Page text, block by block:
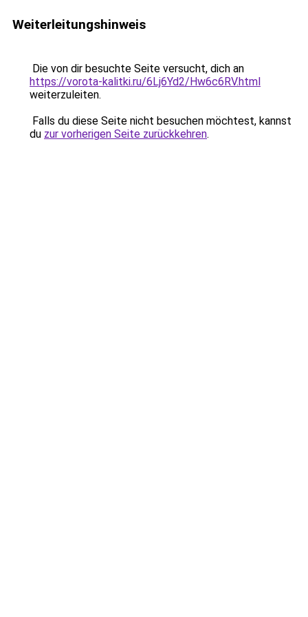
Weiterleitungshinweis
Die von dir besuchte Seite versucht, dich an
https://vorota-kalitki.ru/6Lj6Yd2/Hw6c6RV.html
weiterzuleiten.
Falls du diese Seite nicht besuchen möchtest, kannst
du zur vorherigen Seite zurückkehren.